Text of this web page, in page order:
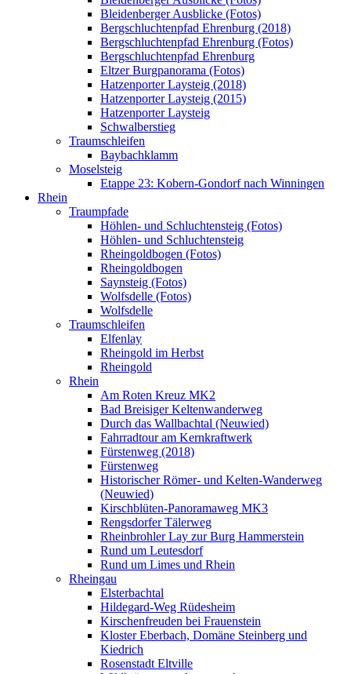
Bleidenberger Ausblicke (Fotos)
Bergschluchtenpfad Ehrenburg (2018)
Bergschluchtenpfad Ehrenburg (Fotos)
Bergschluchtenpfad Ehrenburg
Eltzer Burgpanorama (Fotos)
Hatzenporter Laysteig (2018)
Hatzenporter Laysteig (2015)
Hatzenporter Laysteig
Schwalberstieg
Traumschleifen
Baybachklamm
Moselsteig
Etappe 23: Kobern-Gondorf nach Winningen
Rhein
Traumpfade
Höhlen- und Schluchtensteig (Fotos)
Höhlen- und Schluchtensteig
Rheingoldbogen (Fotos)
Rheingoldbogen
Saynsteig (Fotos)
Wolfsdelle (Fotos)
Wolfsdelle
Traumschleifen
Elfenlay
Rheingold im Herbst
Rheingold
Rhein
Am Roten Kreuz MK2
Bad Breisiger Keltenwanderweg
Durch das Wallbachtal (Neuwied)
Fahrradtour am Kernkraftwerk
Fürstenweg (2018)
Fürstenweg
Historischer Römer- und Kelten-Wanderweg
(Neuwied)
Kirschblüten-Panoramaweg MK3
Rengsdorfer Tälerweg
Rheinbrohler Lay zur Burg Hammerstein
Rund um Leutesdorf
Rund um Limes und Rhein
Rheingau
Elsterbachtal
Hildegard-Weg Rüdesheim
Kirschenfreuden bei Frauenstein
Kloster Eberbach, Domäne Steinberg und
Kiedrich
Rosenstadt Eltville